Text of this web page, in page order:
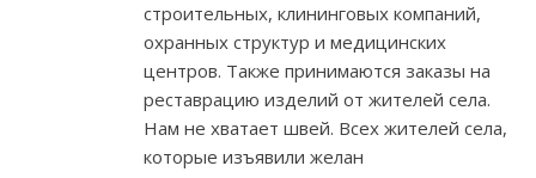
строительных, клининговых компаний,
охранных структур и медицинских
центров. Также принимаются заказы на
реставрацию изделий от жителей села.
Нам не хватает швей. Всех жителей села,
которые изъявили желан